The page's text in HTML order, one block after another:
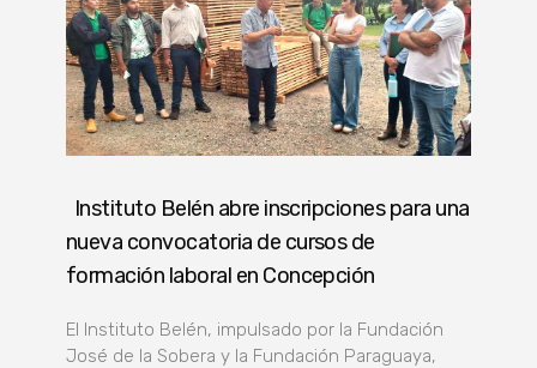
Instituto Belén abre inscripciones para una
nueva convocatoria de cursos de
formación laboral en Concepción
El Instituto Belén, impulsado por la Fundación
José de la Sobera y la Fundación Paraguaya,